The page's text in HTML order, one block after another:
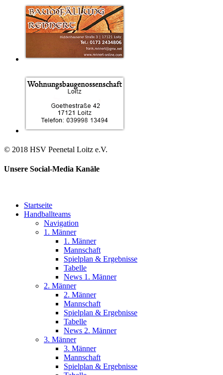
© 2018 HSV Peenetal Loitz e.V.
Unsere Social-Media Kanäle
Startseite
Handballteams
Navigation
1. Männer
1. Männer
Mannschaft
Spielplan & Ergebnisse
Tabelle
News 1. Männer
2. Männer
2. Männer
Mannschaft
Spielplan & Ergebnisse
Tabelle
News 2. Männer
3. Männer
3. Männer
Mannschaft
Spielplan & Ergebnisse